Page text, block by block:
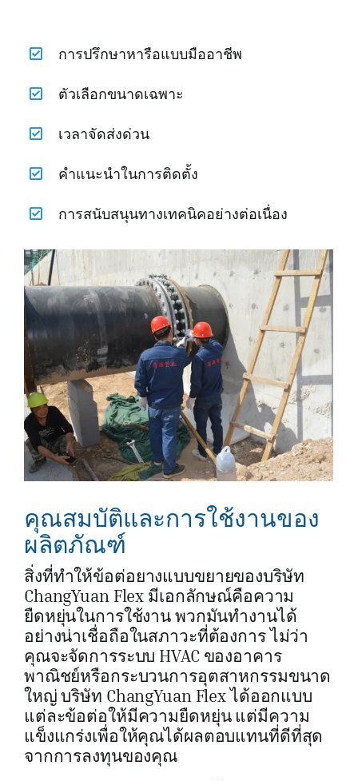
การปรึกษาหารือแบบมืออาชีพ
ตัวเลือกขนาดเฉพาะ
เวลาจัดส่งด่วน
คำแนะนำในการติดตั้ง
การสนับสนุนทางเทคนิคอย่างต่อเนื่อง
คุณสมบัติและการใช้งานของ
ผลิตภัณฑ์
สิ่งที่ทำให้ข้อต่อยางแบบขยายของบริษัท
ChangYuan Flex มีเอกลักษณ์คือความ
ยืดหยุ่นในการใช้งาน พวกมันทำงานได้
อย่างน่าเชื่อถือในสภาวะที่ต้องการ ไม่ว่า
คุณจะจัดการระบบ HVAC ของอาคาร
พาณิชย์หรือกระบวนการอุตสาหกรรมขนาด
ใหญ่ บริษัท ChangYuan Flex ได้ออกแบบ
แต่ละข้อต่อให้มีความยืดหยุ่น แต่มีความ
แข็งแกร่งเพื่อให้คุณได้ผลตอบแทนที่ดีที่สุด
จากการลงทุนของคุณ